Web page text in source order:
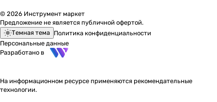
© 2026 Инструмент маркет
Предложение не является публичной офертой.
Темная тема Политика конфиденциальности
Персональные данные
Разработано в
На информационном ресурсе применяются рекомендательные
технологии.